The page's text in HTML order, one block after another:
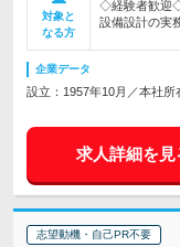
対象と
なる方
◇経験者歓迎
設備設計の実
企業データ
設立：1957年10月／本社所
求人詳細を見
志望動機・自己PR不要